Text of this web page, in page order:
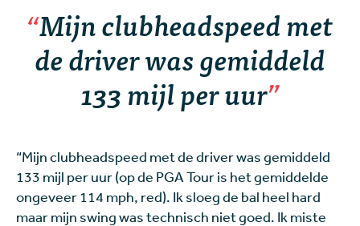
Mijn clubheadspeed met
de driver was gemiddeld
133 mijl per uur
“Mijn clubheadspeed met de driver was gemiddeld
133 mijl per uur (op de PGA Tour is het gemiddelde
ongeveer 114 mph, red). Ik sloeg de bal heel hard
maar mijn swing was technisch niet goed. Ik miste